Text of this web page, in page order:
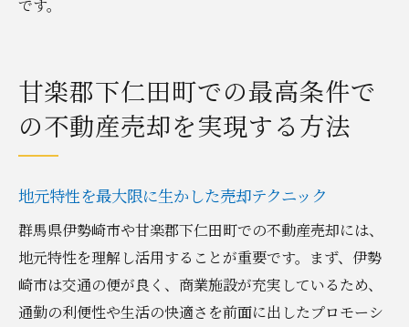
です。
甘楽郡下仁田町での最高条件で
の不動産売却を実現する方法
地元特性を最大限に生かした売却テクニック
群馬県伊勢崎市や甘楽郡下仁田町での不動産売却には、
地元特性を理解し活用することが重要です。まず、伊勢
崎市は交通の便が良く、商業施設が充実しているため、
通勤の利便性や生活の快適さを前面に出したプロモーシ